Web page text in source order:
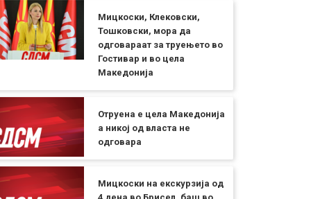
Мицкоски, Клековски,
Тошковски, мора да
одговараат за труењето во
Гостивар и во цела
Македонија
Отруена е цела Македонија
а никој од власта не
одговара
Мицкоски на екскурзија од